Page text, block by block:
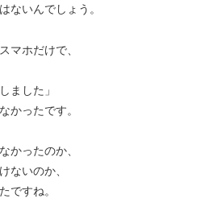
ないんでしょう。
マホだけで、
ました」
かったです。
かったのか、
ないのか、
ですね。